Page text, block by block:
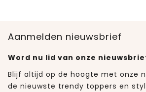
Aanmelden nieuwsbrief
Word nu lid van onze
Blijf altijd op de hoogte met onze
de nieuwste trendy toppers en